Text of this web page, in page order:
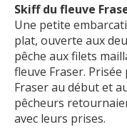
Skiff du fleuve
Une petite
plat, ouverte aux
pêche aux filets
fleuve Fraser.
Fraser au début et
pêcheurs
avec leurs prises.